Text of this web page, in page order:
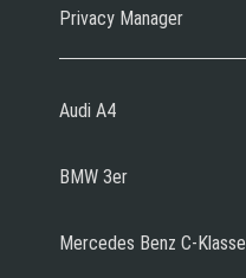
Privacy Manager
Audi A4
BMW 3er
Mercedes Benz C-Klasse